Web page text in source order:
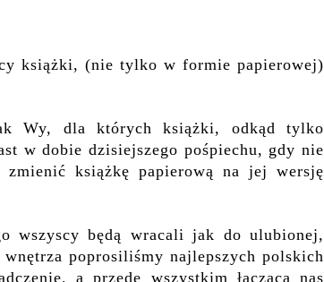
książki, (nie tylko w formie papierowej)
Wy, dla których książki, odkąd tylko
w dobie dzisiejszego pośpiechu, gdy nie
książkę papierową na jej wersję
wszyscy będą wracali jak do ulubionej,
poprosiliśmy najlepszych polskich
a przede wszystkim łącząca nas